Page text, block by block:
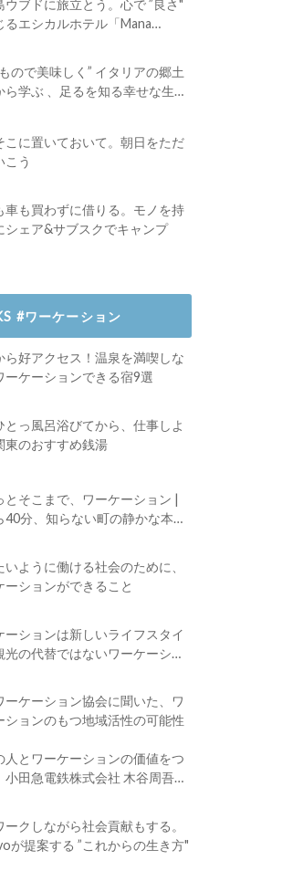
ウブドに旅立とう。心で ”良さ"
るエシカルホテル「Mana
ので美味しく” イタリアの郷土
ら学ぶ 、足るを知る幸せな生き
こに置いておいて。朝日をただ
こう
車も買わずに借りる。モノを持
シェア&サブスクでキャンプ
#ワーケーション
ら好アクセス！温泉を満喫しな
ーケーションできる宿9選
とっ風呂浴びてから、仕事しよ
東のおすすめ銭湯
とそこまで、ワーケーション |
40分、知らない町の静かな本屋
いように働ける社会のために、
ーションができること
ーションは新しいライフスタイ
光の代替ではないワーケーショ
ーケーション協会に聞いた、ワ
ションのもつ地域活性の可能性
人とワーケーションの価値をつ
小田急電鉄株式会社 木谷周吾さ
ークしながら社会貢献もする。
が提案する ”これからの生き方"